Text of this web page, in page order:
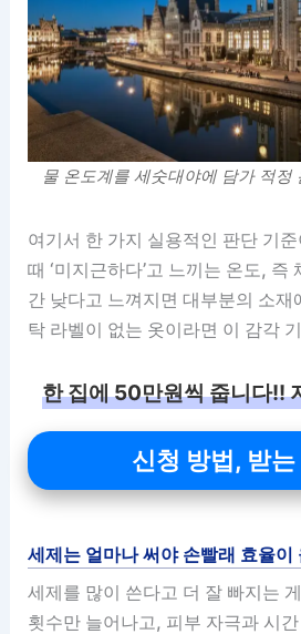
물 온도계를 세숫대야에 담가 적정
여기서 한 가지 실용적인 판단 기
때 ‘미지근하다’고 느끼는 온도,
간 낮다고 느껴지면 대부분의 소재
탁 라벨이 없는 옷이라면 이 감각
한 집에 50만원씩 줍니다!!
신청 방법, 받
세제는 얼마나 써야 손빨래 효율이
세제를 많이 쓴다고 더 잘 빠지는
횟수만 늘어나고, 피부 자극과 시